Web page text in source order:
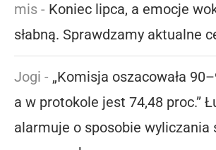
mis - Koniec lipca, a emocje
słabną. Sprawdzamy aktualne
Jogi - „Komisja oszacowała
a w protokole jest 74,48 proc.”
alarmuje o sposobie wyliczania